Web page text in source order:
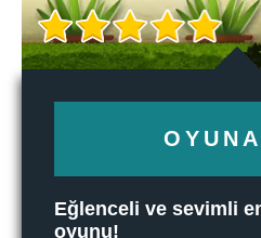
Eğlenceli ve sevimli
oyunu!